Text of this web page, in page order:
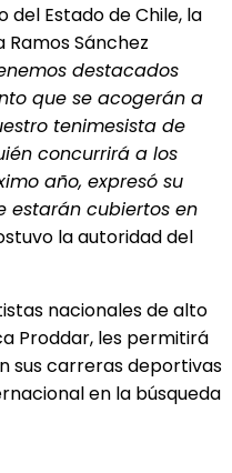
Estado de Chile, la
Sánchez
destacados
que se acogerán a
tenimesista de
concurrirá a los
año, expresó su
estarán cubiertos en
la autoridad del
nacionales de alto
Proddar, les permitirá
sus carreras deportivas
en la búsqueda